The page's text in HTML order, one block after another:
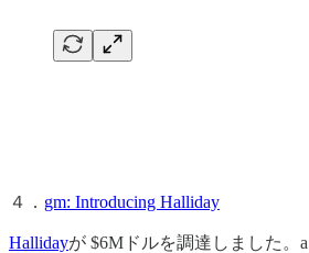
４． gm: Introducing Halliday
Hallidayが $6Mドルを調達しました。